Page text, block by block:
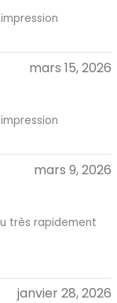
mars 15, 2026
mars 9, 2026
très rapidement
janvier 28, 2026